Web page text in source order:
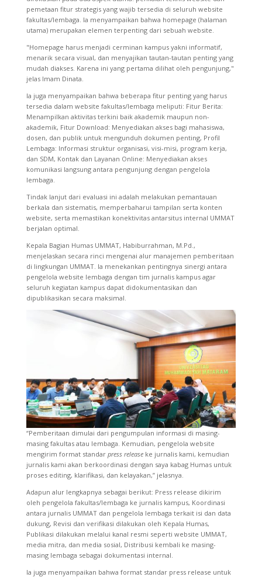
pemetaan fitur strategis yang wajib tersedia di seluruh website
fakultas/lembaga. Ia menyampaikan bahwa homepage (halaman
utama) merupakan elemen terpenting dari sebuah website.
"Homepage harus menjadi cerminan kampus yakni informatif,
menarik secara visual, dan menyajikan tautan-tautan penting yang
mudah diakses. Karena ini yang pertama dilihat oleh pengunjung,"
jelas Imam Dinata.
Ia juga menyampaikan bahwa beberapa fitur penting yang harus
tersedia dalam website fakultas/lembaga meliputi: Fitur Berita:
Menampilkan aktivitas terkini baik akademik maupun non-
akademik, Fitur Download: Menyediakan akses bagi mahasiswa,
dosen, dan publik untuk mengunduh dokumen penting, Profil
Lembaga: Informasi struktur organisasi, visi-misi, program kerja,
dan SDM, Kontak dan Layanan Online: Menyediakan akses
komunikasi langsung antara pengunjung dengan pengelola
lembaga.
Tindak lanjut dari evaluasi ini adalah melakukan pemantauan
berkala dan sistematis, memperbaharui tampilan serta konten
website, serta memastikan konektivitas antarsitus internal UMMAT
berjalan optimal.
Kepala Bagian Humas UMMAT, Habiburrahman, M.Pd.,
menjelaskan secara rinci mengenai alur manajemen pemberitaan
di lingkungan UMMAT. Ia menekankan pentingnya sinergi antara
pengelola website lembaga dengan tim jurnalis kampus agar
seluruh kegiatan kampus dapat didokumentasikan dan
dipublikasikan secara maksimal.
“Pemberitaan dimulai dari pengumpulan informasi di masing-
masing fakultas atau lembaga. Kemudian, pengelola website
mengirim format standar press releaseke jurnalis kami, kemudian
jurnalis kami akan berkoordinasi dengan saya kabag Humas untuk
proses editing, klarifikasi, dan kelayakan,” jelasnya.
Adapun alur lengkapnya sebagai berikut: Press release dikirim
oleh pengelola fakultas/lembaga ke jurnalis kampus, Koordinasi
antara jurnalis UMMAT dan pengelola lembaga terkait isi dan data
dukung, Revisi dan verifikasi dilakukan oleh Kepala Humas,
Publikasi dilakukan melalui kanal resmi seperti website UMMAT,
media mitra, dan media sosial, Distribusi kembali ke masing-
masing lembaga sebagai dokumentasi internal.
Ia juga menyampaikan bahwa format standar press release untuk